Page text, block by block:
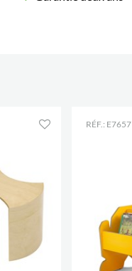
RÉF.: E7657